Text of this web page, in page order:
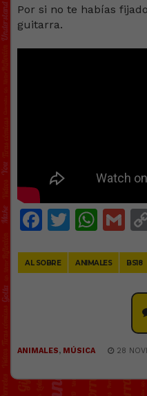
Por si no te habías
guitarra.
Facebook
Twitter
AL SOBRE ANIMALES BS18
ANIMALES, MÚSICA 28